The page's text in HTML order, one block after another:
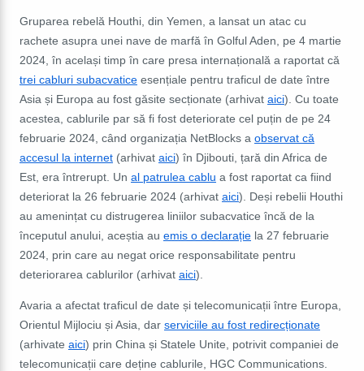
Gruparea rebelă Houthi, din Yemen, a lansat un atac cu
rachete asupra unei nave de marfă în Golful Aden, pe 4 martie
2024, în același timp în care presa internațională a raportat că
trei cabluri subacvatice esențiale pentru traficul de date între
Asia și Europa au fost găsite secționate (arhivat aici). Cu toate
acestea, cablurile par să fi fost deteriorate cel puțin de pe 24
februarie 2024, când organizația NetBlocks a observat că
accesul la internet (arhivat aici) în Djibouti, țară din Africa de
Est, era întrerupt. Un al patrulea cablu a fost raportat ca fiind
deteriorat la 26 februarie 2024 (arhivat aici). Deși rebelii Houthi
au amenințat cu distrugerea liniilor subacvatice încă de la
începutul anului, aceștia au emis o declarație la 27 februarie
2024, prin care au negat orice responsabilitate pentru
deteriorarea cablurilor (arhivat aici).
Avaria a afectat traficul de date și telecomunicații între Europa,
Orientul Mijlociu și Asia, dar serviciile au fost redirecționate
(arhivate aici) prin China și Statele Unite, potrivit companiei de
telecomunicații care deține cablurile, HGC Communications.